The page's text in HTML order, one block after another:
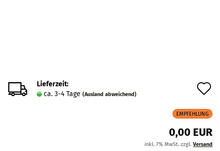
Lieferzeit:
ca. 3-4 Tage (Ausland abweichend)
EMPFEHLUNG
0,00 EUR
inkl. 7% MwSt. zzgl. Versand